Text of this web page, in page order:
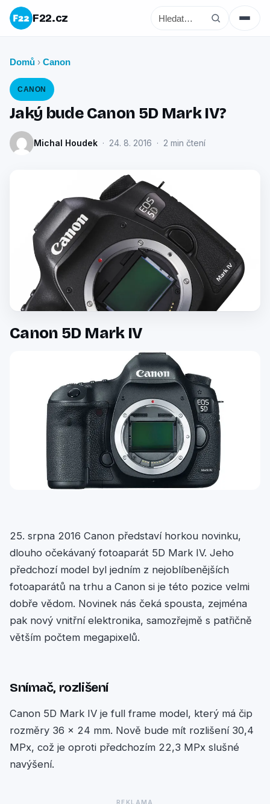
F22.cz
Domů › Canon
CANON
Jaký bude Canon 5D Mark IV?
Michal Houdek · 24. 8. 2016 · 2 min čtení
Canon 5D Mark IV
25. srpna 2016 Canon představí horkou novinku,
dlouho očekávaný fotoaparát 5D Mark IV. Jeho
předchozí model byl jedním z nejoblíbenějších
fotoaparátů na trhu a Canon si je této pozice velmi
dobře vědom. Novinek nás čeká spousta, zejména
pak nový vnitřní elektronika, samozřejmě s patřičně
větším počtem megapixelů.
Snímač, rozlišení
Canon 5D Mark IV je full frame model, který má čip
rozměry 36 x 24 mm. Nově bude mít rozlišení 30,4
MPx, což je oproti předchozím 22,3 MPx slušné
navýšení.